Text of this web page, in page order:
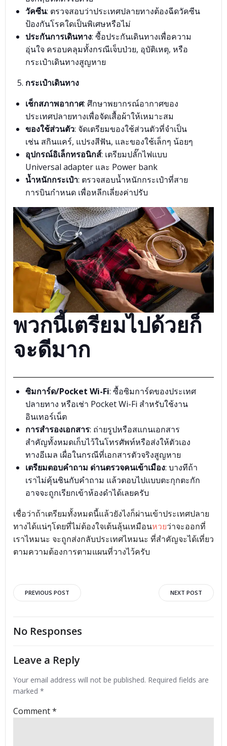
วัคซีน: ตรวจสอบว่าประเทศปลายทางต้องฉีดวัคซีน
ป้องกันโรคใดเป็นพิเศษหรือไม่
ประกันการเดินทาง: ซื้อประกันเดินทางเพื่อความ
อุ่นใจ ครอบคลุมทั้งกรณีเจ็บป่วย, อุบัติเหตุ, หรือ
กระเป๋าเดินทางสูญหาย
กระเป๋าเดินทาง
เช็กสภาพอากาศ: ศึกษาพยากรณ์อากาศของ
ประเทศปลายทางเพื่อจัดเสื้อผ้าให้เหมาะสม
ของใช้ส่วนตัว: จัดเตรียมของใช้ส่วนตัวที่จำเป็น
เช่น สกินแคร์, แปรงสีฟัน, และของใช้เล็กๆ น้อยๆ
อุปกรณ์อิเล็กทรอนิกส์: เตรียมปลั๊กไฟแบบ
Universal adapter และ Power bank
น้ำหนักกระเป๋า: ตรวจสอบน้ำหนักกระเป๋าที่สาย
การบินกำหนด เพื่อหลีกเลี่ยงค่าปรับ
พวกนี้เตรียมไปด้วยก็
จะดีมาก
ซิมการ์ด/Pocket Wi-Fi: ซื้อซิมการ์ดของประเทศ
ปลายทาง หรือเช่า Pocket Wi-Fi สำหรับใช้งาน
อินเทอร์เน็ต
การสำรองเอกสาร: ถ่ายรูปหรือสแกนเอกสาร
สำคัญทั้งหมดเก็บไว้ในโทรศัพท์หรือส่งให้ตัวเอง
ทางอีเมล เผื่อในกรณีที่เอกสารตัวจริงสูญหาย
เตรียมตอบคำถาม ด่านตรวจคนเข้าเมือง: บางทีถ้า
เราไม่คุ้นชินกับคำถาม แล้วตอบไปแบบตะกุกตะกัก
อาจจะถูกเรียกเข้าห้องดำได้เลยครับ
เชื่อว่าถ้าเตรียมทั้งหมดนี้แล้วยังไงก็ผ่านเข้าประเทศปลาย
ทางได้แน่ๆโดยที่ไม่ต้องใจเต้นลุ้นเหมือนหวยว่าจะออกที่
เราไหมนะ จะถูกส่งกลับประเทศไหมนะ ที่สำคัญจะได้เที่ยว
ตามความต้องการตามแผนที่วางไว้ครับ
PREVIOUS POST NEXT POST
No Responses
Leave a Reply
Your email address will not be published. Required fields are
marked *
Comment*